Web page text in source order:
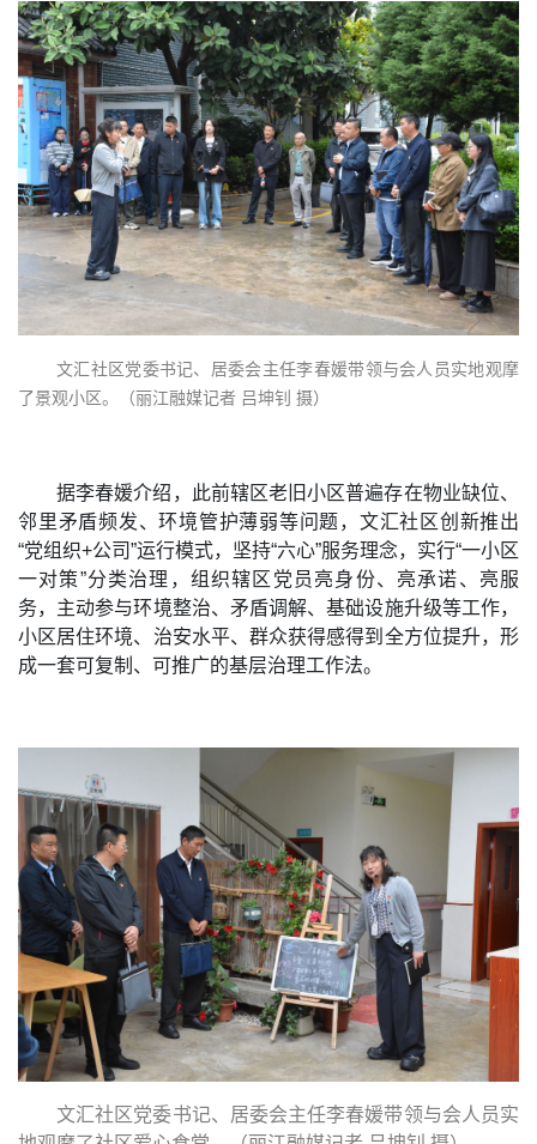
文汇社区党委书记、居委会主任李春媛带领与会人员实地观摩
了景观小区。（丽江融媒记者 吕坤钊 摄）
据李春媛介绍，此前辖区老旧小区普遍存在物业缺位、
邻里矛盾频发、环境管护薄弱等问题，文汇社区创新推出
“党组织+公司”运行模式，坚持“六心”服务理念，实行“一小区
一对策”分类治理，组织辖区党员亮身份、亮承诺、亮服
务，主动参与环境整治、矛盾调解、基础设施升级等工作，
小区居住环境、治安水平、群众获得感得到全方位提升，形
成一套可复制、可推广的基层治理工作法。
文汇社区党委书记、居委会主任李春媛带领与会人员实